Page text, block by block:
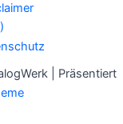
| Präsentiert